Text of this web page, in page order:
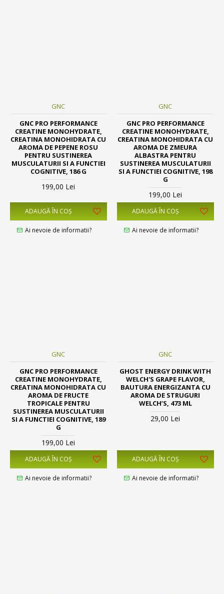
GNC
GNC PRO PERFORMANCE
CREATINE MONOHYDRATE,
CREATINA MONOHIDRATA CU
AROMA DE PEPENE ROSU
PENTRU SUSTINEREA
MUSCULATURII SI A FUNCTIEI
COGNITIVE, 186 G
199,00 Lei
ADAUGĂ ÎN COŞ
Ai nevoie de informatii?
GNC
GNC PRO PERFORMANCE
CREATINE MONOHYDRATE,
CREATINA MONOHIDRATA CU
AROMA DE ZMEURA
ALBASTRA PENTRU
SUSTINEREA MUSCULATURII
SI A FUNCTIEI COGNITIVE, 198
G
199,00 Lei
ADAUGĂ ÎN COŞ
Ai nevoie de informatii?
GNC
GNC PRO PERFORMANCE
CREATINE MONOHYDRATE,
CREATINA MONOHIDRATA CU
AROMA DE FRUCTE
TROPICALE PENTRU
SUSTINEREA MUSCULATURII
SI A FUNCTIEI COGNITIVE, 189
G
199,00 Lei
ADAUGĂ ÎN COŞ
Ai nevoie de informatii?
GNC
GHOST ENERGY DRINK WITH
WELCH'S GRAPE FLAVOR,
BAUTURA ENERGIZANTA CU
AROMA DE STRUGURI
WELCH’S, 473 ML
29,00 Lei
ADAUGĂ ÎN COŞ
Ai nevoie de informatii?